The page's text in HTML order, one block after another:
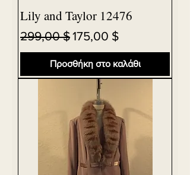
Lily and Taylor 12476
Κανονική τιμή
299,00 $Τιμή Έκπτωσης
175,00 $
Προσθήκη στο καλάθι